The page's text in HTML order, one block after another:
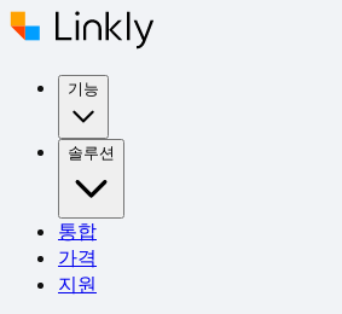
기능
솔루션
통합
가격
지원